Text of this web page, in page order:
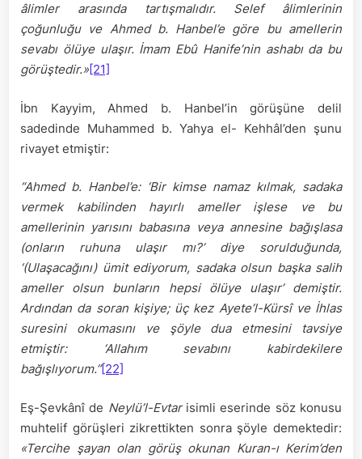
âlimler arasında tartışmalıdır. Selef âlimlerinin
çoğunluğu ve Ahmed b. Hanbel’e göre bu amellerin
sevabı ölüye ulaşır. İmam Ebû Hanife’nin ashabı da bu
görüştedir.»[21]
İbn Kayyim, Ahmed b. Hanbel’in görüşüne delil
sadedinde Muhammed b. Yahya el- Kehhâl’den şunu
rivayet etmiştir:
“Ahmed b. Hanbel’e: ‘Bir kimse namaz kılmak, sadaka
vermek kabilinden hayırlı ameller işlese ve bu
amellerinin yarısını babasına veya annesine bağışlasa
(onların ruhuna ulaşır mı?’ diye sorulduğunda,
‘(Ulaşacağını) ümit ediyorum, sadaka olsun başka salih
ameller olsun bunların hepsi ölüye ulaşır’ demiştir.
Ardından da soran kişiye; üç kez Ayete’l-Kürsî ve İhlas
suresini okumasını ve şöyle dua etmesini tavsiye
etmiştir: ‘Allahım sevabını kabirdekilere
bağışlıyorum.”[22]
Eş-Şevkânî de Neylü’l-Evtarisimli eserinde söz konusu
muhtelif görüşleri zikrettikten sonra şöyle demektedir:
«Tercihe şayan olan görüş okunan Kuran-ı Kerim’den